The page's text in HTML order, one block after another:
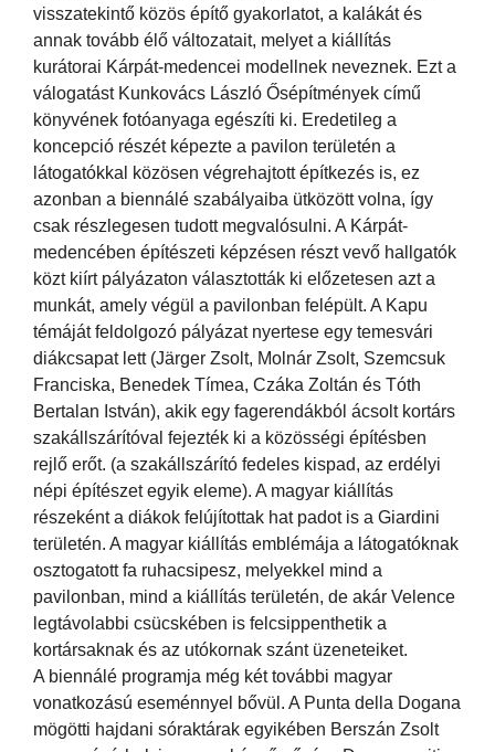
visszatekintő közös építő gyakorlatot, a kalákát és
annak tovább élő változatait, melyet a kiállítás
kurátorai Kárpát-medencei modellnek neveznek. Ezt a
válogatást Kunkovács László Ősépítmények című
könyvének fotóanyaga egészíti ki. Eredetileg a
koncepció részét képezte a pavilon területén a
látogatókkal közösen végrehajtott építkezés is, ez
azonban a biennálé szabályaiba ütközött volna, így
csak részlegesen tudott megvalósulni. A Kárpát-
medencében építészeti képzésen részt vevő hallgatók
közt kiírt pályázaton választották ki előzetesen azt a
munkát, amely végül a pavilonban felépült. A Kapu
témáját feldolgozó pályázat nyertese egy temesvári
diákcsapat lett (Järger Zsolt, Molnár Zsolt, Szemcsuk
Franciska, Benedek Tímea, Czáka Zoltán és Tóth
Bertalan István), akik egy fagerendákból ácsolt kortárs
szakállszárítóval fejezték ki a közösségi építésben
rejlő erőt. (a szakállszárító fedeles kispad, az erdélyi
népi építészet egyik eleme). A magyar kiállítás
részeként a diákok felújítottak hat padot is a Giardini
területén. A magyar kiállítás emblémája a látogatóknak
osztogatott fa ruhacsipesz, melyekkel mind a
pavilonban, mind a kiállítás területén, de akár Velence
legtávolabbi csücskében is felcsippenthetik a
kortársaknak és az utókornak szánt üzeneteiket.
A biennálé programja még két további magyar
vonatkozású eseménnyel bővül. A Punta della Dogana
mögötti hajdani sóraktárak egyikében Berszán Zsolt